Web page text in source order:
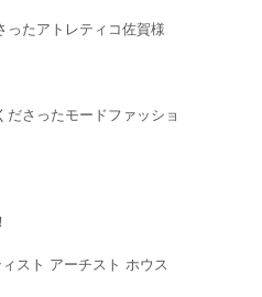
ったアトレティコ佐賀様
さったモードファッショ
スト アーチスト ホウス